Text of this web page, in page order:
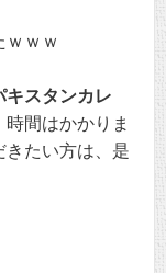
ｗｗｗ
キスタンカレ
間はかかりま
きたい方は、是